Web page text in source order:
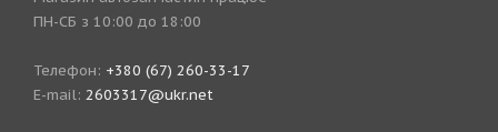
ПН-СБ з 10:00 до 18:00
Телефон: +380 (67) 260-33-17
E-mail: 2603317@ukr.net